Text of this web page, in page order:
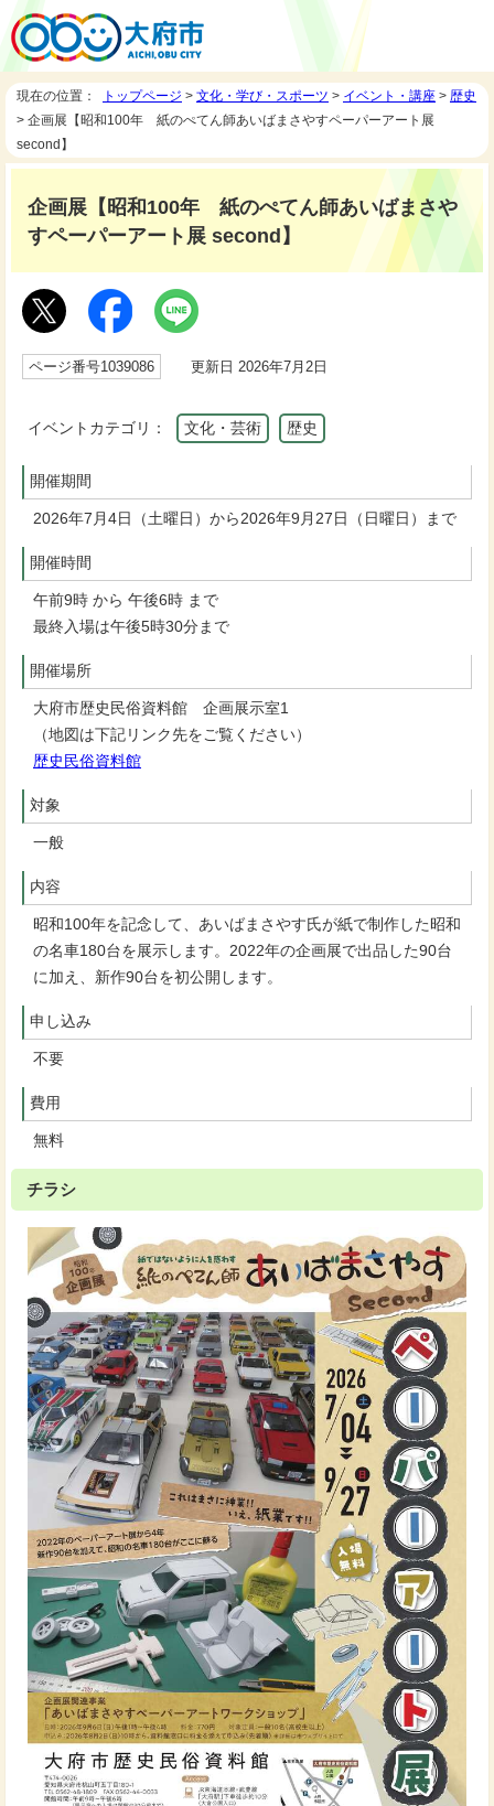
現在の位置： トップページ > 文化・学び・スポーツ > イベント・講座 > 歴史
> 企画展【昭和100年 紙のぺてん師あいばまさやすペーパーアート展
second】
企画展【昭和100年 紙のぺてん師あいばまさや
すペーパーアート展 second】
ページ番号1039086 更新日 2026年7月2日
イベントカテゴリ： 文化・芸術 歴史
開催期間
2026年7月4日（土曜日）から2026年9月27日（日曜日）まで
開催時間
午前9時 から 午後6時 まで
最終入場は午後5時30分まで
開催場所
大府市歴史民俗資料館 企画展示室1
（地図は下記リンク先をご覧ください）
歴史民俗資料館
対象
一般
内容
昭和100年を記念して、あいばまさやす氏が紙で制作した昭和
の名車180台を展示します。2022年の企画展で出品した90台
に加え、新作90台を初公開します。
申し込み
不要
費用
無料
チラシ